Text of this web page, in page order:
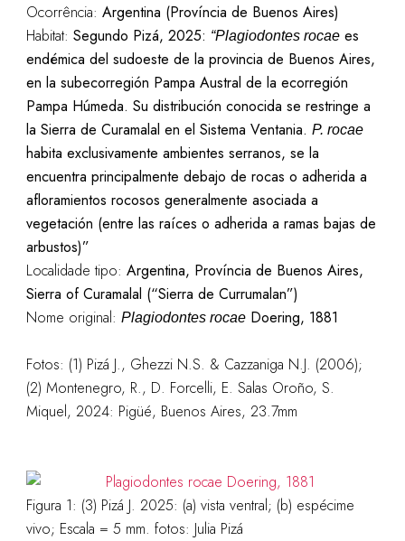
Ocorrência: Argentina (Província de Buenos Aires)
Habitat: Segundo Pizá, 2025: “Plagiodontes rocaees
endémica del sudoeste de la provincia de Buenos Aires,
en la subecorregión Pampa Austral de la ecorregión
Pampa Húmeda. Su distribución conocida se restringe a
la Sierra de Curamalal en el Sistema Ventania. P. rocae
habita exclusivamente ambientes serranos, se la
encuentra principalmente debajo de rocas o adherida a
afloramientos rocosos generalmente asociada a
vegetación (entre las raíces o adherida a ramas bajas de
arbustos)”
Localidade tipo: Argentina, Província de Buenos Aires,
Sierra of Curamalal (“Sierra de Currumalan”)
Nome original: Plagiodontes rocaeDoering, 1881
Fotos: (1) Pizá J., Ghezzi N.S. & Cazzaniga N.J. (2006);
(2) Montenegro, R., D. Forcelli, E. Salas Oroño, S.
Miquel, 2024: Pigüé, Buenos Aires, 23.7mm
Figura 1: (3) Pizá J. 2025: (a) vista ventral; (b) espécime
vivo; Escala = 5 mm. fotos: Julia Pizá